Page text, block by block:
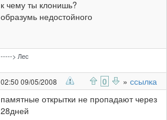
к чему ты клонишь?
образумь недостойного
-----> Лес
02:50 09/05/2008 0 » ссылка
памятные открытки не пропадают через
28дней